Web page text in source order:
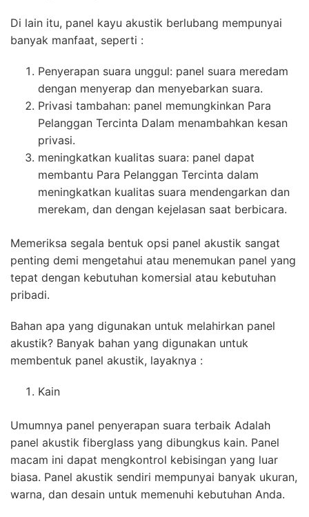
Di lain itu, panel kayu akustik berlubang mempunyai
banyak manfaat, seperti :
Penyerapan suara unggul: panel suara meredam
dengan menyerap dan menyebarkan suara.
Privasi tambahan: panel memungkinkan Para
Pelanggan Tercinta Dalam menambahkan kesan
privasi.
meningkatkan kualitas suara: panel dapat
membantu Para Pelanggan Tercinta dalam
meningkatkan kualitas suara mendengarkan dan
merekam, dan dengan kejelasan saat berbicara.
Memeriksa segala bentuk opsi panel akustik sangat
penting demi mengetahui atau menemukan panel yang
tepat dengan kebutuhan komersial atau kebutuhan
pribadi.
Bahan apa yang digunakan untuk melahirkan panel
akustik? Banyak bahan yang digunakan untuk
membentuk panel akustik, layaknya :
Kain
Umumnya panel penyerapan suara terbaik Adalah
panel akustik fiberglass yang dibungkus kain. Panel
macam ini dapat mengkontrol kebisingan yang luar
biasa. Panel akustik sendiri mempunyai banyak ukuran,
warna, dan desain untuk memenuhi kebutuhan Anda.